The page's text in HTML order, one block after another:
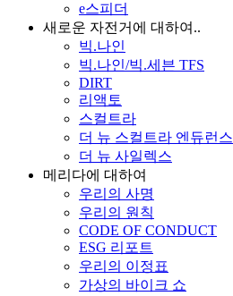
e스피더
새로운 자전거에 대하여..
빅.나인
빅.나인/빅.세븐 TFS
DIRT
리액토
스컬트라
더 뉴 스컬트라 엔듀런스
더 뉴 사일렉스
메리다에 대하여
우리의 사명
우리의 원칙
CODE OF CONDUCT
ESG 리포트
우리의 이정표
가상의 바이크 쇼